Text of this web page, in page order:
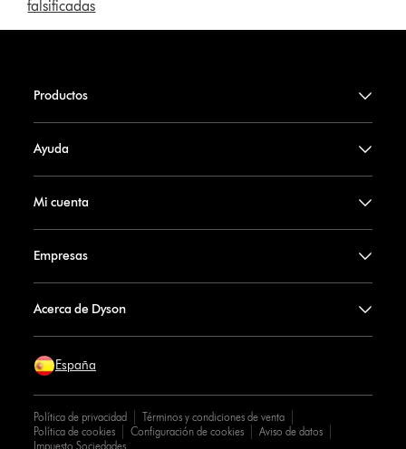
falsificadas
Productos
Ayuda
Mi cuenta
Empresas
Acerca de Dyson
España
Política de privacidad
Términos y condiciones de venta
Política de cookies
Configuración de cookies
Aviso de datos
Impuesto Sociedades